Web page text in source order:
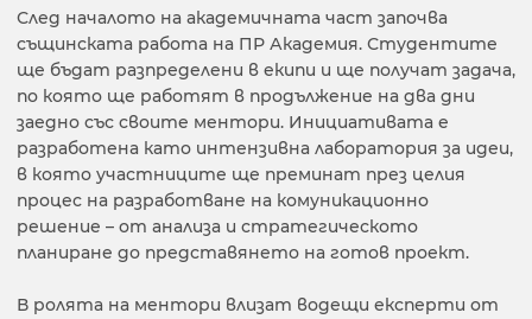
След началото на академичната част започва
същинската работа на ПР Академия. Студентите
ще бъдат разпределени в екипи и ще получат задача,
по която ще работят в продължение на два дни
заедно със своите ментори. Инициативата е
разработена като интензивна лаборатория за идеи,
в която участниците ще преминат през целия
процес на разработване на комуникационно
решение – от анализа и стратегическото
планиране до представянето на готов проект.
В ролята на ментори влизат водещи експерти от